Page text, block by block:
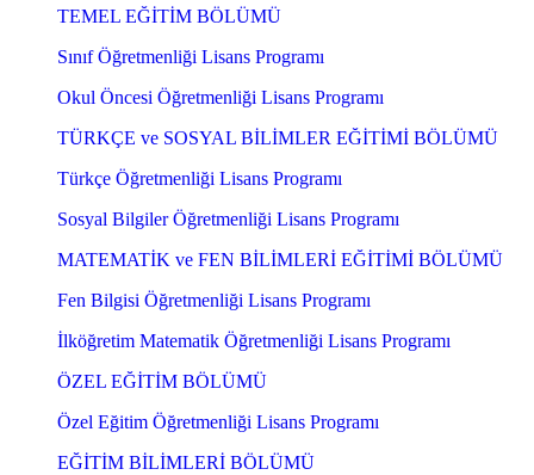
TEMEL EĞİTİM BÖLÜMÜ
Sınıf Öğretmenliği Lisans Programı
Okul Öncesi Öğretmenliği Lisans Programı
TÜRKÇE ve SOSYAL BİLİMLER EĞİTİMİ BÖLÜMÜ
Türkçe Öğretmenliği Lisans Programı
Sosyal Bilgiler Öğretmenliği Lisans Programı
MATEMATİK ve FEN BİLİMLERİ EĞİTİMİ BÖLÜMÜ
Fen Bilgisi Öğretmenliği Lisans Programı
İlköğretim Matematik Öğretmenliği Lisans Programı
ÖZEL EĞİTİM BÖLÜMÜ
Özel Eğitim Öğretmenliği Lisans Programı
EĞİTİM BİLİMLERİ BÖLÜMÜ